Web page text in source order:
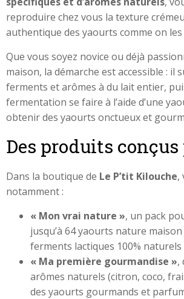
reproduire chez vous la texture
authentique des yaourts comme on
Que vous soyez novice ou déjà
maison, la démarche est accessible : il
ferments et arômes à du lait entier,
fermentation se faire à l’aide d’une
obtenir des yaourts onctueux et
Des produits
Dans la boutique de Le P’tit Kilouche,
notamment :
« Mon vrai nature », un pack
jusqu’à 64 yaourts nature maison
ferments lactiques 100% naturels
« Ma première gourmandise »,
arômes naturels (citron, coco,
des yaourts gourmands et